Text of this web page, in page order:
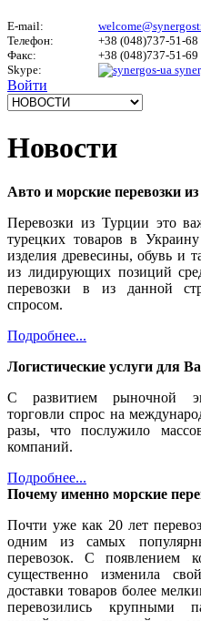
E-mail:
Телефон:
+38 (048)737-51-68
Факс:
+38 (048)737-51-69
Skype:
Войти
Новости
Авто и морские перевозки
Перевозки из Турции это
турецких товаров в
изделия древесины, обувь и
из лидирующих позиций
перевозки в из данной
спросом.
Подробнее...
Логистические услуги для
С развитием рыночной
торговли спрос на
разы, что послужило
компаний.
Подробнее...
Почему именно морские
Почти уже как 20 лет
одним из самых
перевозок. С появлением
существенно изменила
доставки товаров более
перевозились крупными